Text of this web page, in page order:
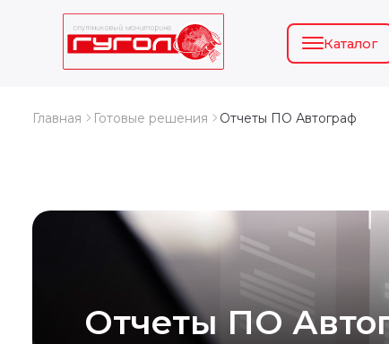
Каталог
Главная Готовые решения Отчеты ПО Автограф
Отчеты ПО